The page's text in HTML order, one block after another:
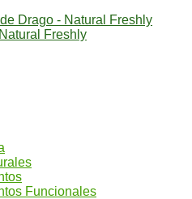
Funcionales